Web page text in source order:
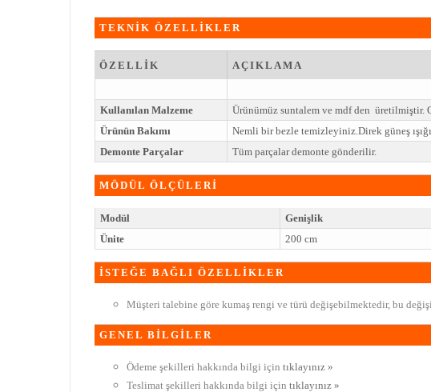
TEKNİK ÖZELLİKLER
ÖZELLİK AÇIKLAMA
Kullanılan Malzeme
Ürünümüz suntalem ve mdf den üretilmiştir.
Ürünün Bakımı
Nemli bir bezle temizleyiniz.Direk güneş
Demonte Parçalar
Tüm parçalar demonte gönderilir.
MÖDÜL ÖLÇÜLERİ
Modül Genişlik
Ünite
200 cm
İSTEĞE BAĞLI ÖZELLİKLER
Müşteri talebine göre kumaş rengi ve türü değişebilmektedir, bu
GENEL BİLGİLER
Ödeme şekilleri hakkında bilgi için tıklayınız »
Teslimat şekilleri hakkında bilgi için tıklayınız »